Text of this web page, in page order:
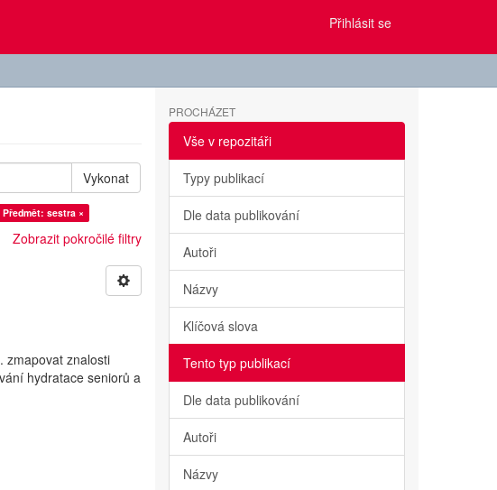
Přihlásit se
Vykonat
Předmět: sestra ×
Zobrazit pokročilé filtry
zmapovat znalosti
hydratace seniorů a
PROCHÁZET
Vše v repozitáři
Typy publikací
Dle data publikování
Autoři
Názvy
Klíčová slova
Tento typ publikací
Dle data publikování
Autoři
Názvy